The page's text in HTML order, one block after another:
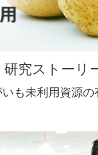
研究ストーリ
いも未利用資源の